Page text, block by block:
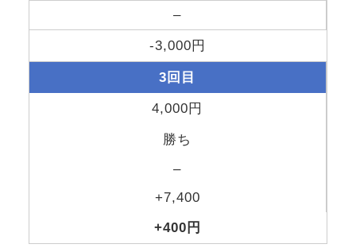
–
-3,000円
3回目
4,000円
勝ち
–
+7,400
+400円